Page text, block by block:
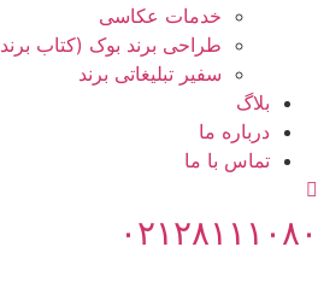
خدمات عکاسی
طراحی برند بوک (کتاب
سفیر تبلیغاتی برند
بلاگ
درباره ما
تماس با ما
۰۲۱۲۸۱۱۱۰۸۰